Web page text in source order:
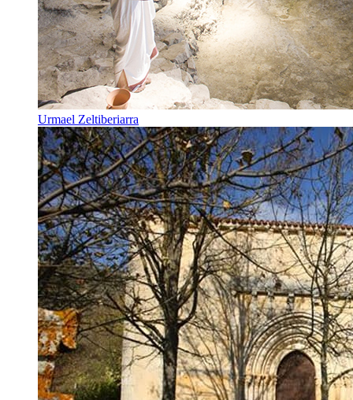
Urmael Zeltiberiarra